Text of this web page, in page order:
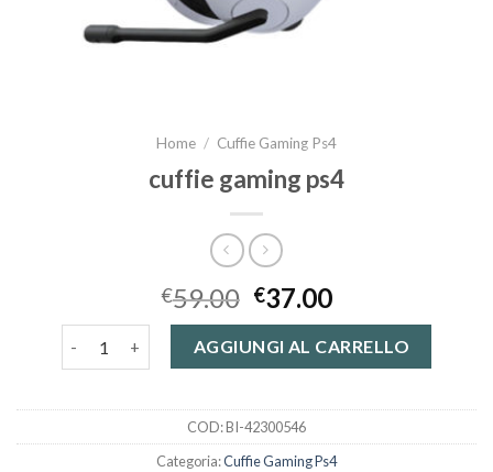
Home / Cuffie Gaming Ps4
cuffie gaming ps4
€59.00 €37.00
cuffie gaming ps4 quantitàAGGIUNGI AL CARRELLO
COD:BI-42300546
Categoria:Cuffie Gaming Ps4